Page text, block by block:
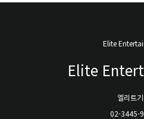
Elite
Elite
엘리트
02-3445-